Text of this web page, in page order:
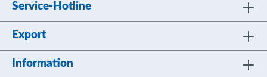
Service-Hotline
Export
Information